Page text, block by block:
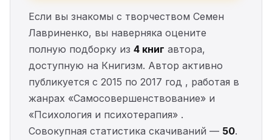
Если вы знакомы с творчеством Семен
Лавриненко, вы наверняка оцените
полную подборку из 4 книг автора,
доступную на Книгизм. Автор активно
публикуется с 2015 по 2017 год , работая в
жанрах «Самосовершенствование» и
«Психология и психотерапия» .
Совокупная статистика скачиваний — 50.